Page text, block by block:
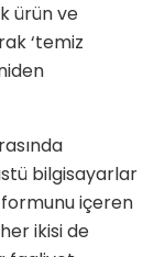
ürün ve
‘temiz
bilgisayarlar
içeren
ikisi de